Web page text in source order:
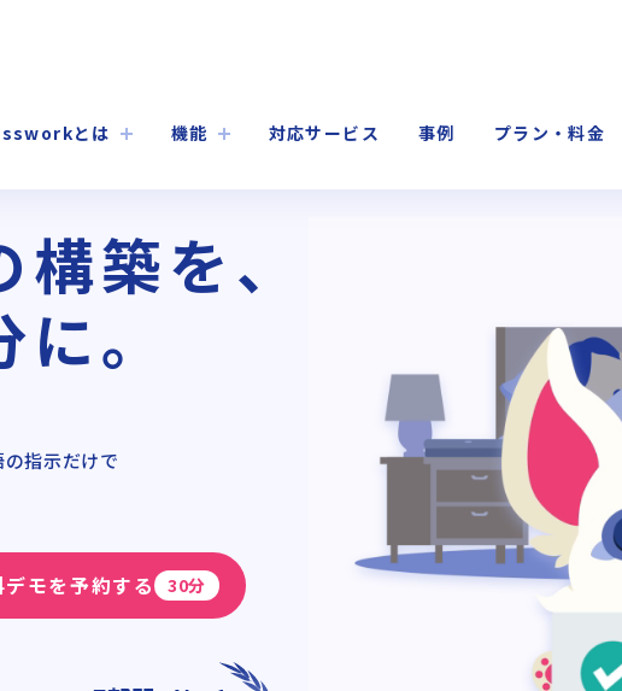
とは 機能 対応サービス 事例 プラン・料金
築を、
。
の指示だけで
デモを予約する 30分